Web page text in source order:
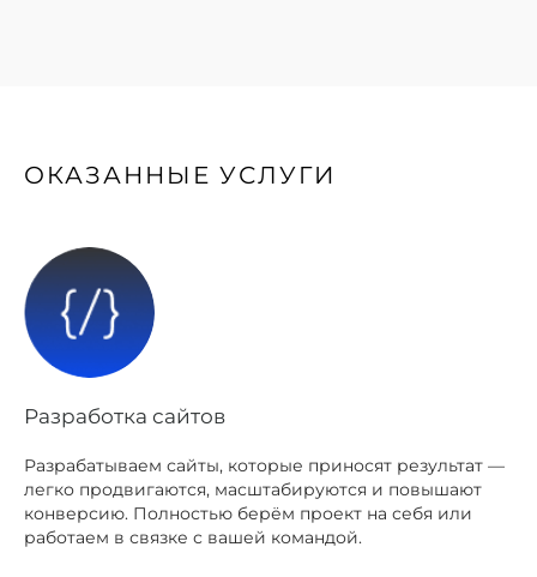
ОКАЗАННЫЕ УСЛУГИ
Разработка сайтов
Разрабатываем сайты, которые приносят результат —
легко продвигаются, масштабируются и повышают
конверсию. Полностью берём проект на себя или
работаем в связке с вашей командой.